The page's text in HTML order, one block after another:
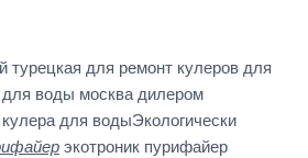
для ремонт кулеров для
для воды москва дилером
для водыЭкологически
экотроник пурифайер